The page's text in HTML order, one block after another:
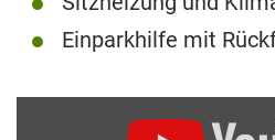
Einparkhilfe mit